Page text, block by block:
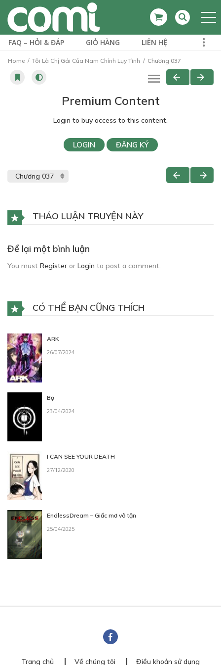
FAQ – HỎI & ĐÁP GIỎ HÀNG LIÊN HỆ
Home Tôi Là Chị Gái Của Nam Chính Lụy Tình Chương 037
Premium Content
Login to buy access to this content.
LOGIN ĐĂNG KÝ
THẢO LUẬN TRUYỆN NÀY
Để lại một bình luận
You must Register or Login to post a comment.
CÓ THỂ BẠN CŨNG THÍCH
ARK
26/07/2024
Bọ
23/04/2024
I CAN SEE YOUR DEATH
27/12/2020
EndlessDream – Giấc mơ vô tận
25/04/2025
Trang chủ Về chúng tôi Điều khoản sử dụng